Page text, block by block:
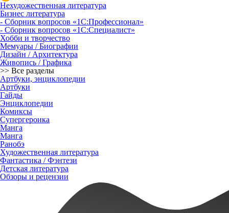
Нехудожественная литература
Бизнес литература
- Сборник вопросов «1С:Профессионал»
- Сборник вопросов «1С:Специалист»
Хобби и творчество
Мемуары / Биографии
Дизайн / Архитектура
Живопись / Графика
>> Все разделы
Артбуки, энциклопедии
Артбуки
Гайды
Энциклопедии
Комиксы
Супергероика
Манга
Манга
Ранобэ
Художественная литература
Фантастика / Фэнтези
Детская литература
Обзоры и рецензии